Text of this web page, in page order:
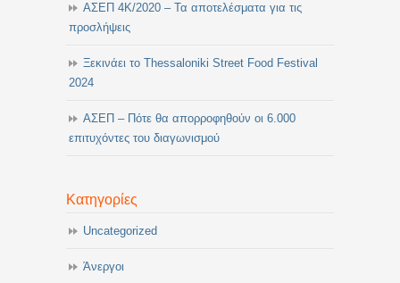
ΑΣΕΠ 4Κ/2020 – Τα αποτελέσματα για τις
προσλήψεις
Ξεκινάει το Thessaloniki Street Food Festival
2024
ΑΣΕΠ – Πότε θα απορροφηθούν οι 6.000
επιτυχόντες του διαγωνισμού
Κατηγορίες
Uncategorized
Άνεργοι